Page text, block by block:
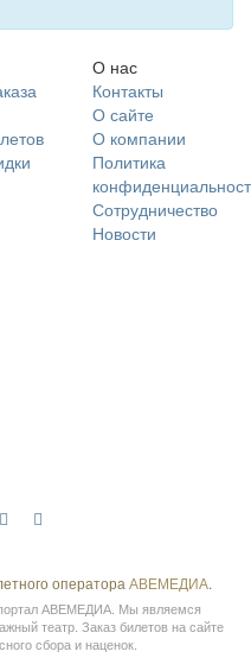
О нас
Контакты
О сайте
О компании
Политика
Сотрудничество
Новости
оператора АВЕМЕДИА.
АВЕМЕДИА. Мы являемся
театр. Заказ билетов на сайте
сбора и наценок.